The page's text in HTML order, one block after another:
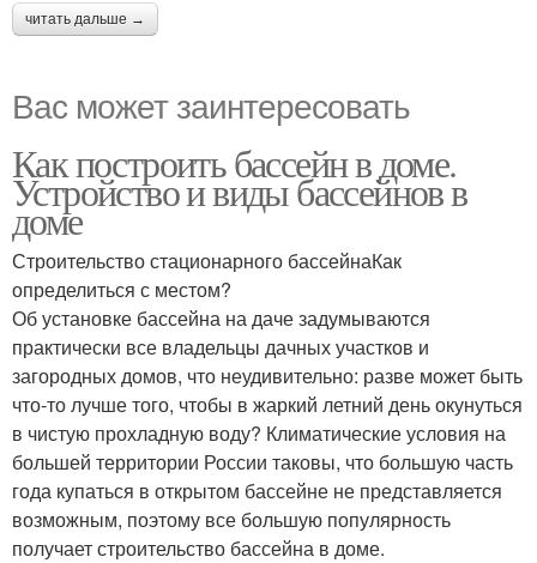
читать дальше →
Вас может заинтересовать
Как построить бассейн в доме.
Устройство и виды бассейнов в
доме
Строительство стационарного бассейнаКак
определиться с местом?
Об установке бассейна на даче задумываются
практически все владельцы дачных участков и
загородных домов, что неудивительно: разве может быть
что-то лучше того, чтобы в жаркий летний день окунуться
в чистую прохладную воду? Климатические условия на
большей территории России таковы, что большую часть
года купаться в открытом бассейне не представляется
возможным, поэтому все большую популярность
получает строительство бассейна в доме.